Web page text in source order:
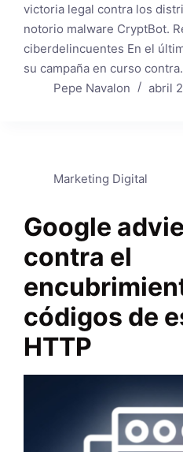
victoria legal contra los
notorio malware CryptBot.
ciberdelincuentes En el
su campaña en curso
Pepe Navalon
abril
Marketing Digital
Google
contra el
códigos de
HTTP